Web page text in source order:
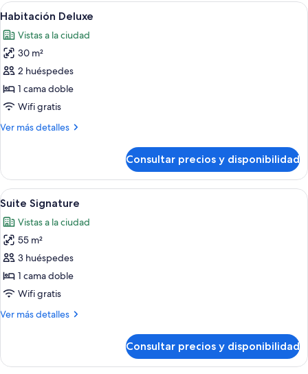
Abrir
todas
las
fotos
de
Habitación
Deluxe
Un dormitorio lujoso con una cama
8
Habitación Deluxe
Vistas a la ciudad
30 m²
2 huéspedes
1 cama doble
Wifi gratis
Ver más detalles
Más
Deluxe
Consultar precios y disponibilidad
Abrir
todas
las
fotos
de
Suite
Signature
Amplia habitación de hotel con una
9
Suite Signature
Vistas a la ciudad
55 m²
3 huéspedes
1 cama doble
Wifi gratis
Ver más detalles
Más
Signature
Consultar precios y disponibilidad